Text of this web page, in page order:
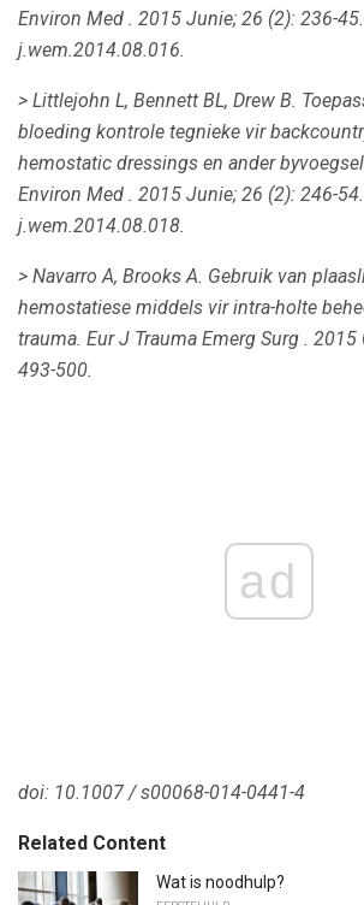
Environ Med . 2015 Junie; 26 (2): 236-45.
j.wem.2014.08.016.
> Littlejohn L, Bennett BL, Drew B.
bloeding kontrole tegnieke vir
hemostatic dressings en ander
Environ Med . 2015 Junie; 26 (2): 246-54.
j.wem.2014.08.018.
> Navarro A, Brooks A. Gebruik van
hemostatiese middels vir intra-holte
trauma. Eur J Trauma Emerg Surg . 2015
493-500.
ad
doi: 10.1007 / s00068-014-0441-4
Related Content
Wat is noodhulp?